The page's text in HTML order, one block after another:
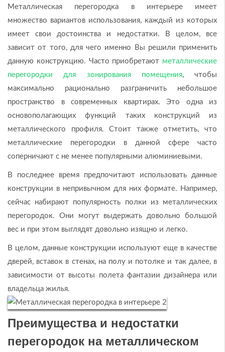
Металлическая перегородка в интерьере имеет
множество вариантов использования, каждый из которых
имеет свои достоинства и недостатки. В целом, все
зависит от того, для чего именно Вы решили применить
данную конструкцию. Часто приобретают металлические
перегородки для зонирования помещения, чтобы
максимально рационально разграничить небольшое
пространство в современных квартирах. Это одна из
основополагающих функций таких конструкций из
металлического профиля. Стоит также отметить, что
металлические перегородки в данной сфере часто
соперничают с не менее популярными алюминиевыми.
В последнее время предпочитают использовать данные
конструкции в непривычном для них формате. Например,
сейчас набирают популярность полки из металлических
перегородок. Они могут выдержать довольно большой
вес и при этом выглядят довольно изящно и легко.
В целом, данные конструкции используют еще в качестве
дверей, вставок в стенах, на полу и потолке и так далее, в
зависимости от высоты полета фантазии дизайнера или
владельца жилья.
Преимущества и недостатки
перегородок на металлическом